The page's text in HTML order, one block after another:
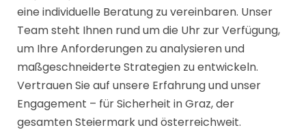
eine individuelle Beratung zu vereinbaren. Unser
Team steht Ihnen rund um die Uhr zur Verfügung,
um Ihre Anforderungen zu analysieren und
maßgeschneiderte Strategien zu entwickeln.
Vertrauen Sie auf unsere Erfahrung und unser
Engagement – für Sicherheit in Graz, der
gesamten Steiermark und österreichweit.